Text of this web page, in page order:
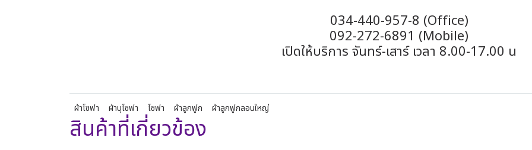
034-440-957-8 (Office)
092-272-6891 (Mobile)
เปิดให้บริการ จันทร์-เสาร์ เวลา 8.00-17.00 น
ผ้าโซฟา ผ้าบุโซฟา โซฟา ผ้าลูกฟูก ผ้าลูกฟูกลอนใหญ่
สินค้าที่เกี่ยวข้อง